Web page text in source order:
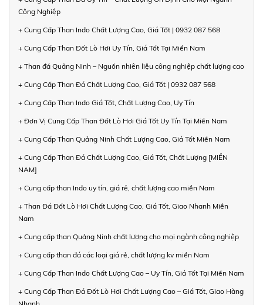
Công Nghiệp
+ Cung Cấp Than Indo Chất Lượng Cao, Giá Tốt | 0932 087 568
+ Cung Cấp Than Đốt Lò Hơi Uy Tín, Giá Tốt Tại Miền Nam
+ Than đá Quảng Ninh – Nguồn nhiên liệu công nghiệp chất lượng cao
+ Cung Cấp Than Đá Chất Lượng Cao, Giá Tốt | 0932 087 568
+ Cung Cấp Than Indo Giá Tốt, Chất Lượng Cao, Uy Tín
+ Đơn Vị Cung Cấp Than Đốt Lò Hơi Giá Tốt Uy Tín Tại Miền Nam
+ Cung Cấp Than Quảng Ninh Chất Lượng Cao, Giá Tốt Miền Nam
+ Cung Cấp Than Đá Chất Lượng Cao, Giá Tốt, Chất Lượng [MIỀN
NAM]
+ Cung cấp than Indo uy tín, giá rẻ, chất lượng cao miền Nam
+ Than Đá Đốt Lò Hơi Chất Lượng Cao, Giá Tốt, Giao Nhanh Miền
Nam
+ Cung cấp than Quảng Ninh chất lượng cho mọi ngành công nghiệp
+ Cung cấp than đá các loại giá rẻ, chất lượng kv miền Nam
+ Cung Cấp Than Indo Chất Lượng Cao – Uy Tín, Giá Tốt Tại Miền Nam
+ Cung Cấp Than Đá Đốt Lò Hơi Chất Lượng Cao – Giá Tốt, Giao Hàng